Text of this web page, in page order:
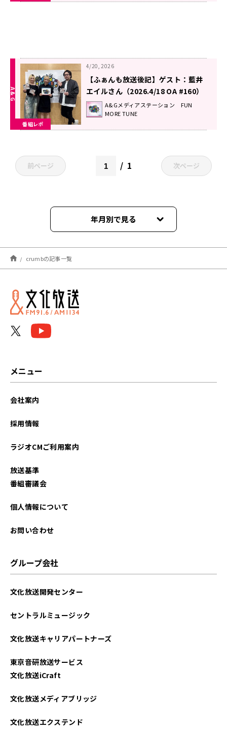
番組レポ
4/20, 2026
【ふぁんも放送後記】ゲスト：藍井
エイルさん（2026.4/18 OA #160）
A&Gメディアステーション FUN
MORE TUNE
前ページ 1 次ページ
年月別で見る
2026年04月
crumbの記事一覧
メニュー
会社案内
採用情報
ラジオCMご利用案内
放送基準
番組審議会
個人情報について
お問い合わせ
グループ会社
文化放送開発センター
セントラルミュージック
文化放送キャリアパートナーズ
東京音研放送サービス
文化放送iCraft
文化放送メディアブリッジ
文化放送エクステンド